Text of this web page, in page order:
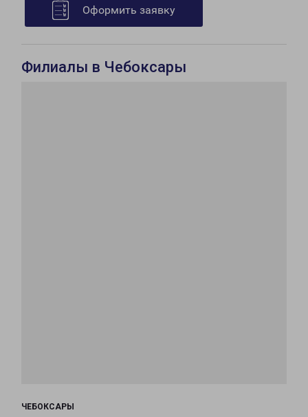
Оформить заявку
Филиалы в Чебоксары
ЧЕБОКСАРЫ